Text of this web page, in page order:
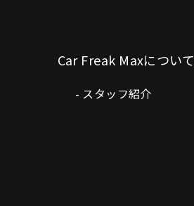
Car Freak Maxについて
スタッフ紹介